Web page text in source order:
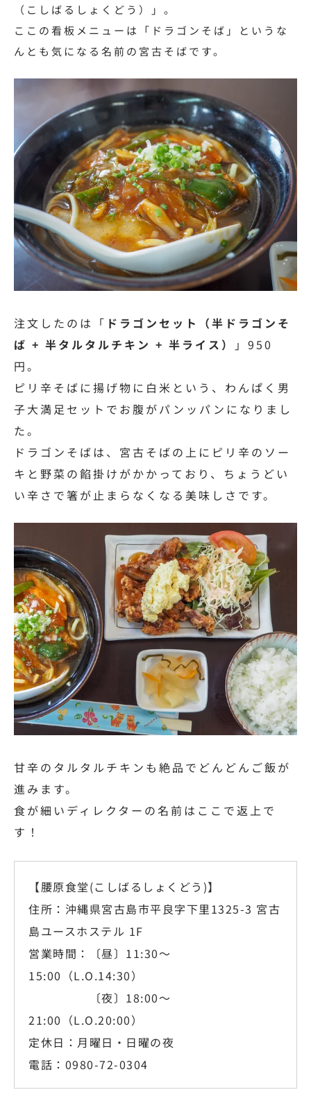
（こしばるしょくどう）」。
ここの看板メニューは「ドラゴンそば」というな
んとも気になる名前の宮古そばです。
注文したのは「 ドラゴンセット（半ドラゴンそ
ば + 半タルタルチキン + 半ライス）
」950
円。
ピリ辛そばに揚げ物に白米という、わんぱく男
子大満足セットでお腹がパンッパンになりまし
た。
ドラゴンそばは、宮古そばの上にピリ辛のソー
キと野菜の餡掛けがかかっており、ちょうどい
い辛さで箸が止まらなくなる美味しさです。
甘辛のタルタルチキンも絶品でどんどんご飯が
進みます。
食が細いディレクターの名前はここで返上で
す！
【腰原食堂(こしばるしょくどう)】
住所：沖縄県宮古島市平良字下里1325-3 宮古
島ユースホステル 1F
営業時間：〔昼〕11:30～
15:00（L.O.14:30）
〔夜〕18:00～
21:00（L.O.20:00）
定休日：月曜日・日曜の夜
電話：0980-72-0304